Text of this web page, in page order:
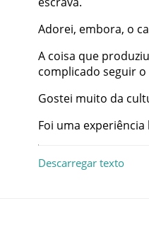
Adorei, embora, o
A coisa que
complicado seguir o
Gostei muito da
Foi uma experiência
Descarregar texto